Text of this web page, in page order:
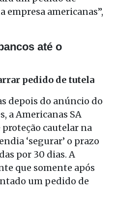
empresa americanas”,
até o
pedido de tutela
depois do anúncio do
a Americanas SA
cautelar na
‘segurar’ o prazo
por 30 dias. A
que somente após
um pedido de